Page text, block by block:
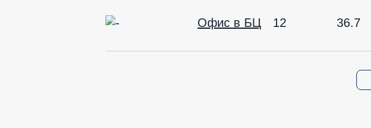
Офис в БЦ 12 36.7